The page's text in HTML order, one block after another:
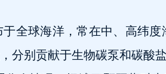
全球海洋，常在中、高纬
分别贡献于生物碳泵和碳酸